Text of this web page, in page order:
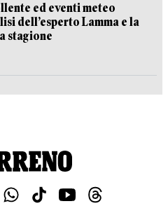
ed eventi meteo
dell’esperto Lamma e la
stagione